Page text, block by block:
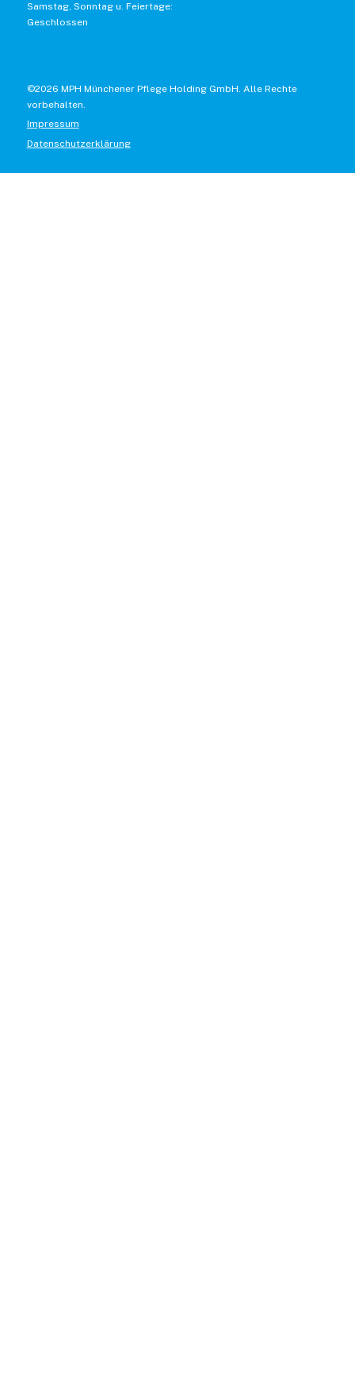
Samstag, Sonntag u. Feiertage:
Geschlossen
©2026 MPH Münchener Pflege Holding GmbH. Alle Rechte
vorbehalten.
Impressum
Datenschutzerklärung